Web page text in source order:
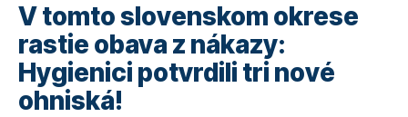
V tomto slovenskom okrese
rastie obava z nákazy:
Hygienici potvrdili tri nové
ohniská!